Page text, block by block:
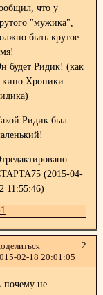
что у
"мужика",
быть крутое
будет Ридик! (как
кино Хроники
Ридик был
(2015-04-
11:55:46)
2
02-18 20:01:05
почему не